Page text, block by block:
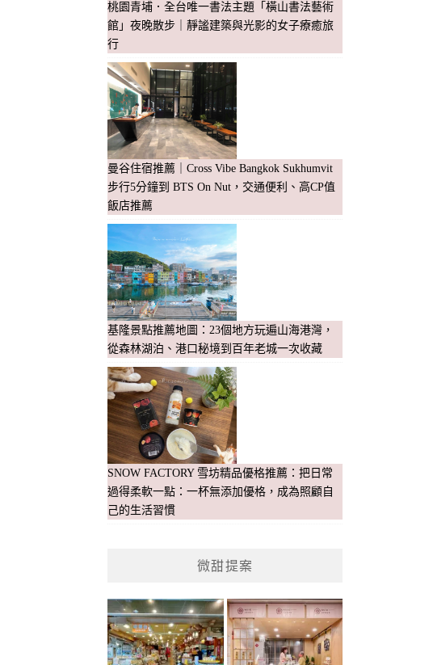
桃園青埔．全台唯一書法主題「橫山書法藝術
館」夜晚散步｜靜謐建築與光影的女子療癒旅
行
曼谷住宿推薦｜Cross Vibe Bangkok Sukhumvit
步行5分鐘到 BTS On Nut，交通便利、高CP值
飯店推薦
基隆景點推薦地圖：23個地方玩遍山海港灣，
從森林湖泊、港口秘境到百年老城一次收藏
SNOW FACTORY 雪坊精品優格推薦：把日常
過得柔軟一點：一杯無添加優格，成為照顧自
己的生活習慣
微甜提案